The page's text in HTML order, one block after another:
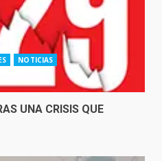
NOTICIAS
UNA CRISIS QUE